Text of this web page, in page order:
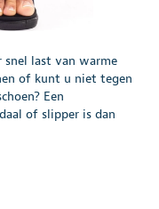
snel last van warme
of kunt u niet tegen
Een
of slipper is dan